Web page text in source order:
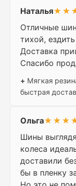
Наталья
Отличные
тихой,
Доставка
Спасибо
+ Мягкая
быстрая
Ольга
Шины
колеса
доставили
бы в пленку